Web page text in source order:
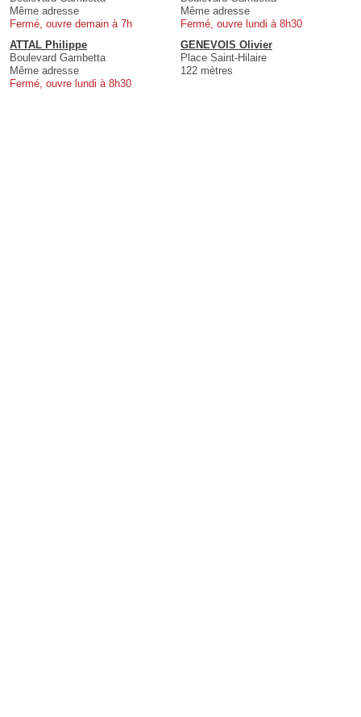
Même adresse
Fermé, ouvre demain à 7h
Même adresse
Fermé, ouvre lundi à 8h30
ATTAL Philippe
Boulevard Gambetta
Même adresse
Fermé, ouvre lundi à 8h30
GENEVOIS Olivier
Place Saint-Hilaire
122 mètres